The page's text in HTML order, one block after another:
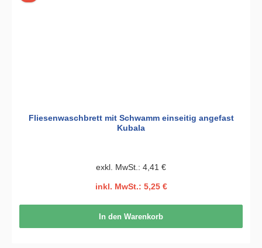
Fliesenwaschbrett mit Schwamm einseitig angefast
Kubala
exkl. MwSt.: 4,41 €
inkl. MwSt.: 5,25 €
In den Warenkorb